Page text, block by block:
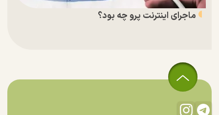
ماجرای اینترنت پرو چه بود؟